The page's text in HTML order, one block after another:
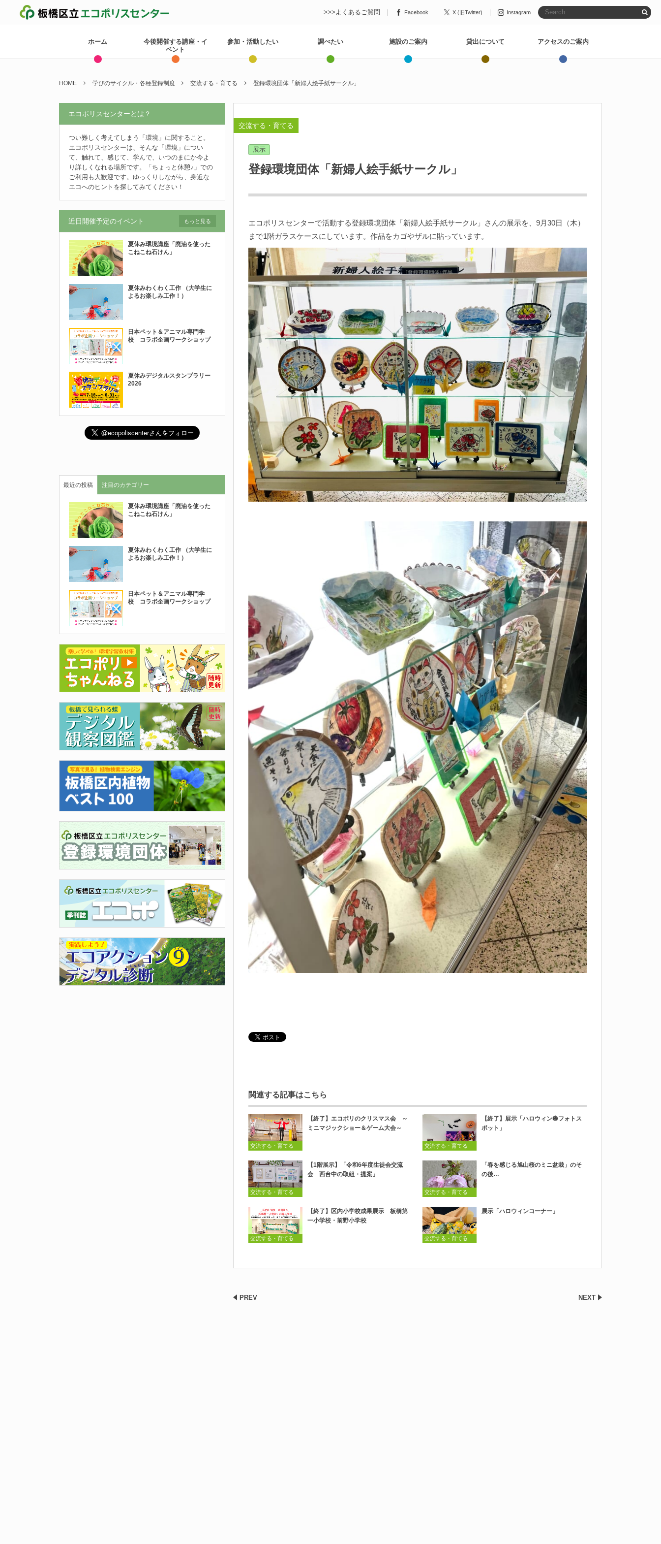
>>>よくあるご質問 Facebook X (旧Twitter) Instagram
ホーム
今後開催する講座・イ
ベント
参加・活動したい 調べたい 施設のご案内 貸出について アクセスのご案内
HOME 学びのサイクル・各種登録制度 交流する・育てる 登録環境団体「新婦人絵手紙サークル」
交流する・育てる
展示
登録環境団体「新婦人絵手紙サークル」
エコポリスセンターで活動する登録環境団体「新婦人絵手紙サークル」さんの展示を、9月30日（木）
まで1階ガラスケースにしています。作品をカゴやザルに貼っています。
関連する記事はこちら
交流する・育てる
【終了】エコポリのクリスマス会 ～
ミニマジックショー＆ゲーム大会～
交流する・育てる
【終了】展示「ハロウィン🎃フォトス
ポット」
交流する・育てる
【1階展示】「令和6年度生徒会交流
会 西台中の取組・提案」
交流する・育てる
「春を感じる旭山桜のミニ盆栽」のそ
の後…
交流する・育てる
【終了】区内小学校成果展示 板橋第
一小学校・前野小学校
交流する・育てる
展示「ハロウィンコーナー」
PREV NEXT
エコポリスセンターとは？
つい難しく考えてしまう「環境」に関すること。
エコポリスセンターは、そんな「環境」につい
て、触れて、感じて、学んで、いつのまにか今よ
り詳しくなれる場所です。「ちょっと休憩♪」での
ご利用も大歓迎です。ゆっくりしながら、身近な
エコへのヒントを探してみてください！
近日開催予定のイベント
夏休み環境講座「廃油を使った
こねこね石けん」
夏休みわくわく工作 （大学生に
よるお楽しみ工作！）
日本ペット＆アニマル専門学
校 コラボ企画ワークショップ
夏休みデジタルスタンプラリー
2026
もっと見る
最近の投稿 注目のカテゴリー
夏休み環境講座「廃油を使った
こねこね石けん」
夏休みわくわく工作 （大学生に
よるお楽しみ工作！）
日本ペット＆アニマル専門学
校 コラボ企画ワークショップ